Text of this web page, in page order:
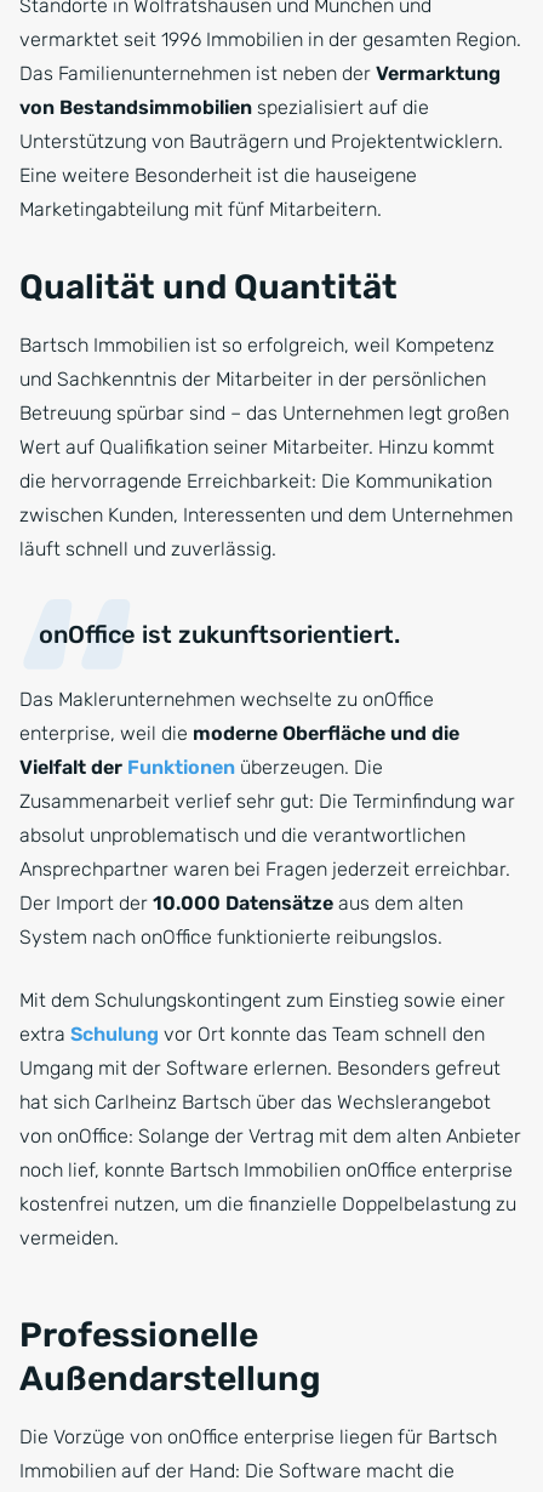
Standorte in Wolfratshausen und München und
vermarktet seit 1996 Immobilien in der gesamten Region.
Das Familienunternehmen ist neben der Vermarktung
von Bestandsimmobilien spezialisiert auf die
Unterstützung von Bauträgern und Projektentwicklern.
Eine weitere Besonderheit ist die hauseigene
Marketingabteilung mit fünf Mitarbeitern.
Qualität und Quantität
Bartsch Immobilien ist so erfolgreich, weil Kompetenz
und Sachkenntnis der Mitarbeiter in der persönlichen
Betreuung spürbar sind – das Unternehmen legt großen
Wert auf Qualifikation seiner Mitarbeiter. Hinzu kommt
die hervorragende Erreichbarkeit: Die Kommunikation
zwischen Kunden, Interessenten und dem Unternehmen
läuft schnell und zuverlässig.
onOffice ist zukunftsorientiert.
Das Maklerunternehmen wechselte zu onOffice
enterprise, weil die moderne Oberfläche und die
Vielfalt der Funktionen überzeugen. Die
Zusammenarbeit verlief sehr gut: Die Terminfindung war
absolut unproblematisch und die verantwortlichen
Ansprechpartner waren bei Fragen jederzeit erreichbar.
Der Import der 10.000 Datensätze aus dem alten
System nach onOffice funktionierte reibungslos.
Mit dem Schulungskontingent zum Einstieg sowie einer
extra Schulung vor Ort konnte das Team schnell den
Umgang mit der Software erlernen. Besonders gefreut
hat sich Carlheinz Bartsch über das Wechslerangebot
von onOffice: Solange der Vertrag mit dem alten Anbieter
noch lief, konnte Bartsch Immobilien onOffice enterprise
kostenfrei nutzen, um die finanzielle Doppelbelastung zu
vermeiden.
Professionelle
Außendarstellung
Die Vorzüge von onOffice enterprise liegen für Bartsch
Immobilien auf der Hand: Die Software macht die